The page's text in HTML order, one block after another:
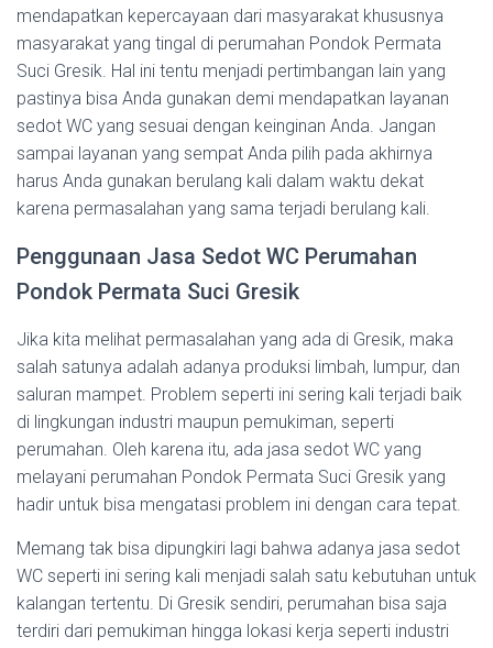
mendapatkan kepercayaan dari masyarakat khususnya
masyarakat yang tingal di perumahan Pondok Permata
Suci Gresik. Hal ini tentu menjadi pertimbangan lain yang
pastinya bisa Anda gunakan demi mendapatkan layanan
sedot WC yang sesuai dengan keinginan Anda. Jangan
sampai layanan yang sempat Anda pilih pada akhirnya
harus Anda gunakan berulang kali dalam waktu dekat
karena permasalahan yang sama terjadi berulang kali.
Penggunaan Jasa Sedot WC Perumahan
Pondok Permata Suci Gresik
Jika kita melihat permasalahan yang ada di Gresik, maka
salah satunya adalah adanya produksi limbah, lumpur, dan
saluran mampet. Problem seperti ini sering kali terjadi baik
di lingkungan industri maupun pemukiman, seperti
perumahan. Oleh karena itu, ada jasa sedot WC yang
melayani perumahan Pondok Permata Suci Gresik yang
hadir untuk bisa mengatasi problem ini dengan cara tepat.
Memang tak bisa dipungkiri lagi bahwa adanya jasa sedot
WC seperti ini sering kali menjadi salah satu kebutuhan untuk
kalangan tertentu. Di Gresik sendiri, perumahan bisa saja
terdiri dari pemukiman hingga lokasi kerja seperti industri